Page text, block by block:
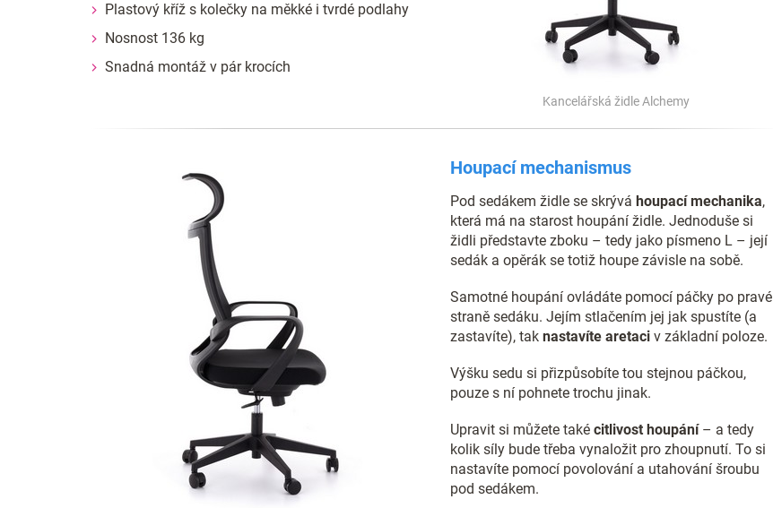
Plastový kříž s kolečky na měkké i tvrdé podlahy
Nosnost 136 kg
Snadná montáž v pár krocích
Kancelářská židle Alchemy
Houpací mechanismus
Pod sedákem židle se skrývá houpací mechanika,
která má na starost houpání židle. Jednoduše si
židli představte zboku – tedy jako písmeno L – její
sedák a opěrák se totiž houpe závisle na sobě.
Samotné houpání ovládáte pomocí páčky po pravé
straně sedáku. Jejím stlačením jej jak spustíte (a
zastavíte), taknastavíte aretaci v základní poloze.
Výšku sedu si přizpůsobíte tou stejnou páčkou,
pouze s ní pohnete trochu jinak.
Upravit si můžete takécitlivost houpání– a tedy
kolik síly bude třeba vynaložit pro zhoupnutí. To si
nastavíte pomocí povolování a utahování šroubu
pod sedákem.